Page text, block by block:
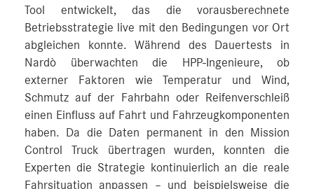
Tool entwickelt, das die vorausberechnete
Betriebsstrategie live mit den Bedingungen vor Ort
abgleichen konnte. Während des Dauertests in
Nardò überwachten die HPP-Ingenieure, ob
externer Faktoren wie Temperatur und Wind,
Schmutz auf der Fahrbahn oder Reifenverschleiß
einen Einfluss auf Fahrt und Fahrzeugkomponenten
haben. Da die Daten permanent in den Mission
Control Truck übertragen wurden, konnten die
Experten die Strategie kontinuierlich an die reale
Fahrsituation anpassen – und beispielsweise die